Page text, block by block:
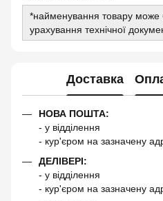
*найменування товару може
урахування технічної
Доставка
НОВА ПОШТА:
- у відділення
- кур'єром на зазначену
ДЕЛІВЕРІ:
- у відділення
- кур'єром на зазначену